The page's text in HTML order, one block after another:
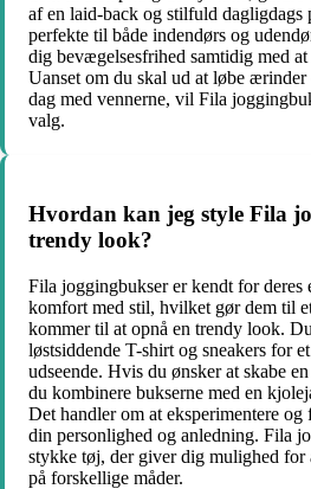
af en laid-back og stilfuld
perfekte til både indendørs og
dig bevægelsesfrihed samtidig med
Uanset om du skal ud at løbe ærinder
dag med vennerne, vil Fila
valg.
Hvordan kan jeg style Fila
trendy look?
Fila joggingbukser er kendt for deres
komfort med stil, hvilket gør dem til
kommer til at opnå en trendy look.
løstsiddende T-shirt og sneakers for
udseende. Hvis du ønsker at skabe
du kombinere bukserne med en
Det handler om at eksperimentere og
din personlighed og anledning. Fila
stykke tøj, der giver dig mulighed for
på forskellige måder.